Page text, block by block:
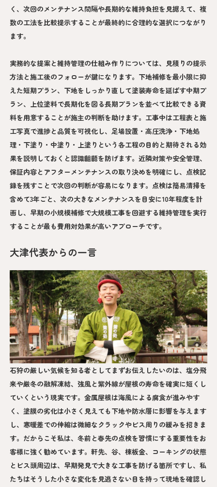
く、次回のメンテナンス間隔や長期的な維持負担を見据えて、複
数の工法を比較提示することが最終的に合理的な選択につながり
ます。
実務的な提案と維持管理の仕組み作りについては、見積りの提示
方法と施工後のフォローが鍵になります。下地補修を最小限に抑
えた短期プラン、下地をしっかり直して塗装寿命を延ばす中期プ
ラン、上位塗料で長期化を図る長期プランを並べて比較できる資
料を用意することが施主の判断を助けます。工事中は工程表と施
工写真で進捗と品質を可視化し、足場設置・高圧洗浄・下地処
理・下塗り・中塗り・上塗りという各工程の目的と期待される効
果を説明しておくと認識齟齬を防げます。近隣対策や安全管理、
保証内容とアフターメンテナンスの取り決めを明確にし、点検記
録を残すことで次回の判断が容易になります。点検は簡易清掃を
含めて3年ごと、次の大きなメンテナンスを目安に10年程度を計
画し、早期の小規模補修で大規模工事を回避する維持管理を実行
することが最も費用対効果が高いアプローチです。
大津代表からの一言
石狩の厳しい気候を知る者としてまずお伝えしたいのは、塩分飛
来や厳冬の融解凍結、強風と紫外線が屋根の寿命を確実に短くし
ていくという現実です。金属屋根は海風による腐食が進みやす
く、塗膜の劣化は小さく見えても下地や防水層に影響を与えます
し、寒暖差での伸縮は微細なクラックやビス周りの緩みを招きま
す。だからこそ私は、冬前と春先の点検を習慣にする重要性をお
客様に強く勧めています。軒先、谷、棟板金、コーキングの状態
とビス頭周辺は、早期発見で大きな工事を防げる箇所ですし、私
たちはそうした小さな変化を見逃さない目を持って現地を確認し